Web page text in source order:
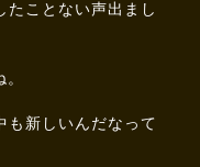
たことない声出まし
も新しいんだなって